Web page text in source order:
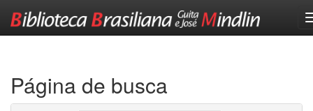
Página de busca